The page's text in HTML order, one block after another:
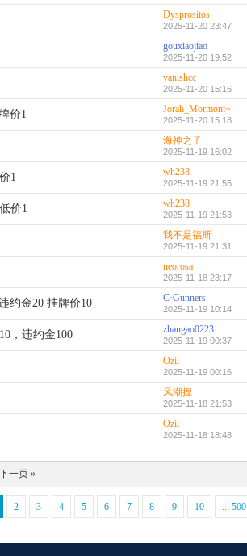
Dysprositos
2025-11-20 23:47
gouxiaojiao
2025-11-20 19:52
vanishcc
2025-11-20 15:16
价1 Jorah_Mormont~
2025-11-20 15:18
海神之子
2025-11-19 16:02
1 wh238
2025-11-19 21:55
价1 wh238
2025-11-19 21:53
我不是福斯
2025-11-19 21:31
neorosa
2025-11-18 23:17
约金20 挂牌价10 C·Gunners
2025-11-19 10:14
，违约金100 zhangao0223
2025-11-19 00:37
Ozil
2025-11-19 00:16
风潮捏
2025-11-18 21:53
Ozil
2025-11-18 18:48
下一页 »
2 3 4 5 6 7 8 9 10 ... 500